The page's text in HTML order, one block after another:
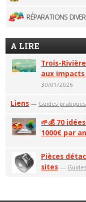
RÉPARATIONS
A LIRE
Trois-
aux
30/01/2026
Liens — Guides pratiques
🌱💰 70
1000€ par an
Pièces
sites —